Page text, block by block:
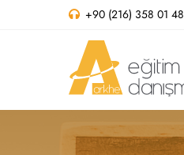
+90 (216) 358 01 48